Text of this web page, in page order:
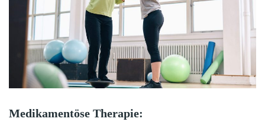
Medikamentöse Therapie: